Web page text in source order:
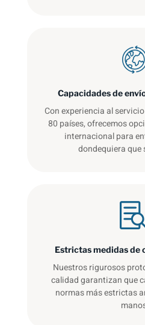
Capacidades de
Con experiencia al
80 países, ofrecemos
internacional para
dondequiera que
Estrictas medidas de
Nuestros rigurosos
calidad garantizan que
normas más estrictas